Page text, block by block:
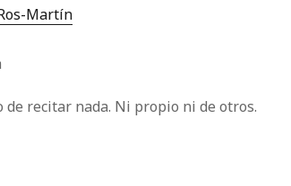
Martín
de recitar nada. Ni propio ni de otros.